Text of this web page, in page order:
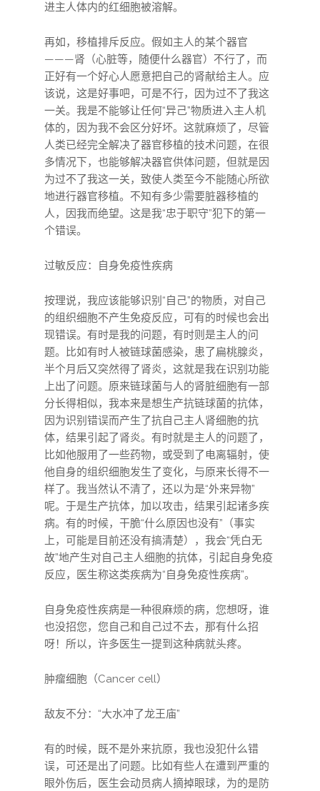
进主人体内的红细胞被溶解。
再如，移植排斥反应。假如主人的某个器官
———肾（心脏等，随便什么器官）不行了，而
正好有一个好心人愿意把自己的肾献给主人。应
该说，这是好事吧，可是不行，因为过不了我这
一关。我是不能够让任何“异己”物质进入主人机
体的，因为我不会区分好坏。这就麻烦了，尽管
人类已经完全解决了器官移植的技术问题，在很
多情况下，也能够解决器官供体问题，但就是因
为过不了我这一关，致使人类至今不能随心所欲
地进行器官移植。不知有多少需要脏器移植的
人，因我而绝望。这是我“忠于职守”犯下的第一
个错误。
过敏反应：自身免疫性疾病
按理说，我应该能够识别“自己”的物质，对自己
的组织细胞不产生免疫反应，可有的时候也会出
现错误。有时是我的问题，有时则是主人的问
题。比如有时人被链球菌感染，患了扁桃腺炎，
半个月后又突然得了肾炎，这就是我在识别功能
上出了问题。原来链球菌与人的肾脏细胞有一部
分长得相似，我本来是想生产抗链球菌的抗体，
因为识别错误而产生了抗自己主人肾细胞的抗
体，结果引起了肾炎。有时就是主人的问题了，
比如他服用了一些药物，或受到了电离辐射，使
他自身的组织细胞发生了变化，与原来长得不一
样了。我当然认不清了，还以为是“外来异物”
呢。于是生产抗体，加以攻击，结果引起诸多疾
病。有的时候，干脆“什么原因也没有”（事实
上，可能是目前还没有搞清楚），我会“凭白无
故”地产生对自己主人细胞的抗体，引起自身免疫
反应，医生称这类疾病为“自身免疫性疾病”。
自身免疫性疾病是一种很麻烦的病，您想呀，谁
也没招您，您自己和自己过不去，那有什么招
呀！所以，许多医生一提到这种病就头疼。
肿瘤细胞（Cancer cell）
敌友不分：“大水冲了龙王庙”
有的时候，既不是外来抗原，我也没犯什么错
误，可还是出了问题。比如有些人在遭到严重的
眼外伤后，医生会动员病人摘掉眼球，为的是防